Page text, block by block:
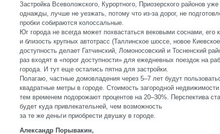
Застройка Всеволожского, Курортного, Приозерского районов
однажды, лучше не уезжать, потому что из-за дорог, не
пробки собираются колоссальные.
Юг города не всегда может похвастаться вековыми соснами,
и близость крупных автотрасс (Таллинское шоссе, новое
доступность делает Гатчинский, Ломоносовский и Тосненский
раз входят в «порог доступности» для ежедневных поездок на
города. И тут еще остались пятна для застройки.
Полагаю, частные домовладения через 5–7 лет будут
квадратные метры в городе. Стоимость загородной
тем временем подорожают процентов на 20–30%. Перспектива
будет куда привлекательней, чем возможность
за те же деньги приобрести двушку в городе.
Александр Порывакин,